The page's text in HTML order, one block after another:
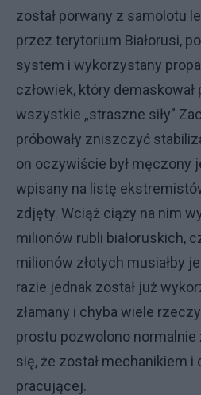
został porwany z samolotu
przez terytorium Białorusi,
system i wykorzystany
człowiek, który demaskował
wszystkie „straszne siły”
próbowały zniszczyć
on oczywiście był męczony
wpisany na listę
zdjęty. Wciąż ciąży na nim
milionów rubli białoruskich,
milionów złotych musiałby
razie jednak został już
złamany i chyba wiele
prostu pozwolono normalnie
się, że został mechanikiem i
pracującej.